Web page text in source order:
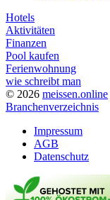
Hotels
Aktivitäten
Finanzen
Pool kaufen
Ferienwohnung
wie schreibt man
© 2026 meissen.online
Branchenverzeichnis
Impressum
AGB
Datenschutz